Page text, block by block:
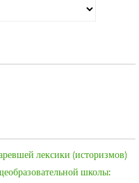
лексики (историзмов)
школы: